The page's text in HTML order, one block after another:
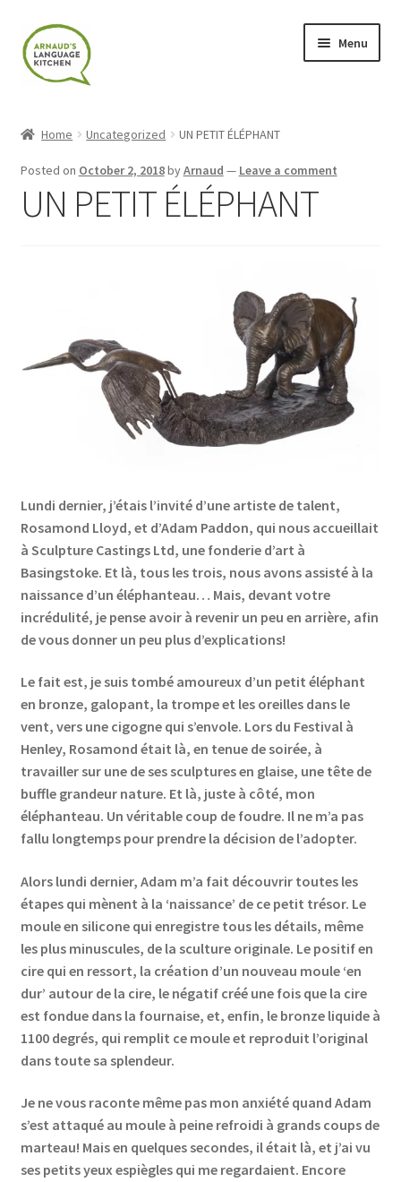
Skip
to
navigation
Skip
to
content
Menu
Contact
Privacy Policy
Privacy Tools
Private Tuition
Shop
Terms and Conditions
Categories
Events
My Bookings
Private
Home Uncategorized UN PETIT ÉLÉPHANT
Posted on October 2, 2018byArnaud — Leave a comment
UN PETIT ÉLÉPHANT
Lundi dernier, j’étais l’invité d’une artiste de talent,
Rosamond Lloyd, et d’Adam Paddon, qui nous accueillait
à Sculpture Castings Ltd, une fonderie d’art à
Basingstoke. Et là, tous les trois, nous avons assisté à la
naissance d’un éléphanteau… Mais, devant votre
incrédulité, je pense avoir à revenir un peu en arrière, afin
de vous donner un peu plus d’explications!
Le fait est, je suis tombé amoureux d’un petit éléphant
en bronze, galopant, la trompe et les oreilles dans le
vent, vers une cigogne qui s’envole. Lors du Festival à
Henley, Rosamond était là, en tenue de soirée, à
travailler sur une de ses sculptures en glaise, une tête de
buffle grandeur nature. Et là, juste à côté, mon
éléphanteau. Un véritable coup de foudre. Il ne m’a pas
fallu longtemps pour prendre la décision de l’adopter.
Alors lundi dernier, Adam m’a fait découvrir toutes les
étapes qui mènent à la ‘naissance’ de ce petit trésor. Le
moule en silicone qui enregistre tous les détails, même
les plus minuscules, de la sculture originale. Le positif en
cire qui en ressort, la création d’un nouveau moule ‘en
dur’ autour de la cire, le négatif créé une fois que la cire
est fondue dans la fournaise, et, enfin, le bronze liquide à
1100 degrés, qui remplit ce moule et reproduit l’original
dans toute sa splendeur.
Je ne vous raconte même pas mon anxiété quand Adam
s’est attaqué au moule à peine refroidi à grands coups de
marteau! Mais en quelques secondes, il était là, et j’ai vu
ses petits yeux espiègles qui me regardaient. Encore